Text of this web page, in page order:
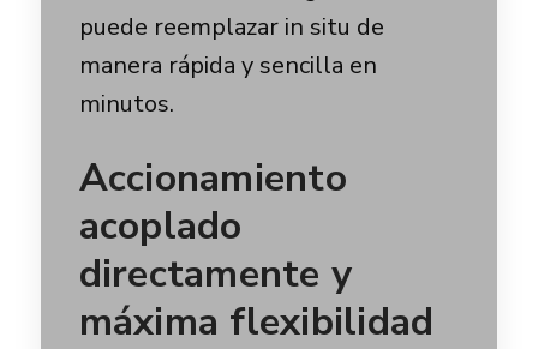
puede reemplazar in situ de
manera rápida y sencilla en
minutos.
Accionamiento
acoplado
directamente y
máxima flexibilidad